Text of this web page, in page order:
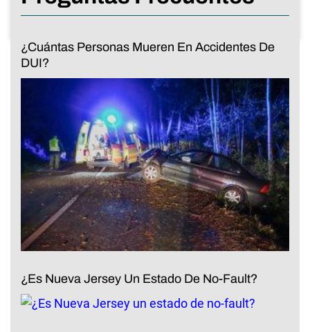
¿Cuántas Personas Mueren En Accidentes De
DUI?
¿Es Nueva Jersey Un Estado De No-Fault?